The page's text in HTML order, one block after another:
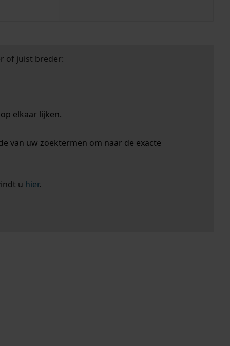
of juist breder:
elkaar lijken.
van uw zoektermen om naar de exacte
u hier.